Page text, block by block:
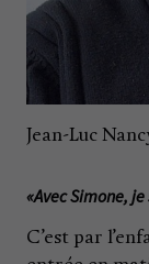
Jean-Luc
«Avec Simone,
C’est par